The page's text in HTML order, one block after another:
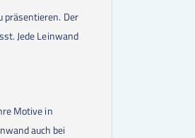
präsentieren. Der
Jede Leinwand
Motive in
auch bei